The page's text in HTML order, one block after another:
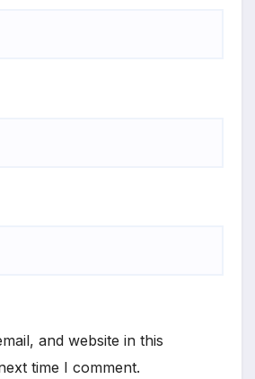
and website in this
time I comment.